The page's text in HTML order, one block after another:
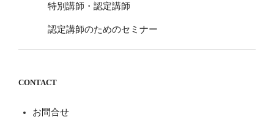
特別講師・認定講師
認定講師のためのセミナー
CONTACT
お問合せ